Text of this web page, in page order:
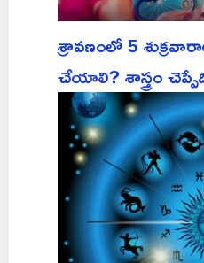
శ్రావణంలో 5
చేయాలి? శాస్త్రం